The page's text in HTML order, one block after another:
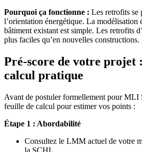
Pourquoi ça fonctionne : Les retrofits se
l’orientation énergétique. La modélisation
bâtiment existant est simple. Les retrofits
plus faciles qu’en nouvelles constructions.
Pré-score de votre projet
calcul pratique
Avant de postuler formellement pour MLI
feuille de calcul pour estimer vos points :
Étape 1 : Abordabilité
Consultez le LMM actuel de votre
la SCHL